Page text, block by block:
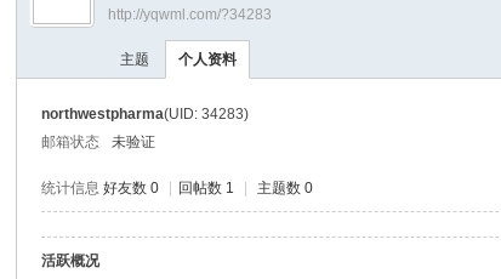
›
http://yqwml.com/?34283
主题 个人资料
northwestpharma(UID: 34283)
邮箱状态
未验证
统计信息 好友数 0 回帖数 1 主题数 0
活跃概况